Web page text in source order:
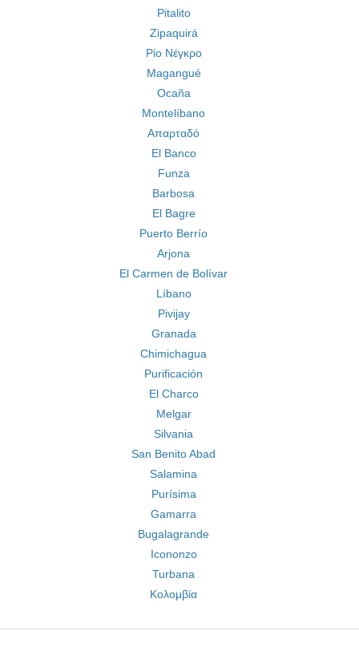
Pitalito
Zipaquirá
Ρίο Νέγκρο
Magangué
Ocaña
Montelíbano
Απαρταδό
El Banco
Funza
Barbosa
El Bagre
Puerto Berrío
Arjona
El Carmen de Bolívar
Líbano
Pivijay
Granada
Chimichagua
Purificación
El Charco
Melgar
Silvania
San Benito Abad
Salamina
Purísima
Gamarra
Bugalagrande
Icononzo
Turbana
Κολομβία